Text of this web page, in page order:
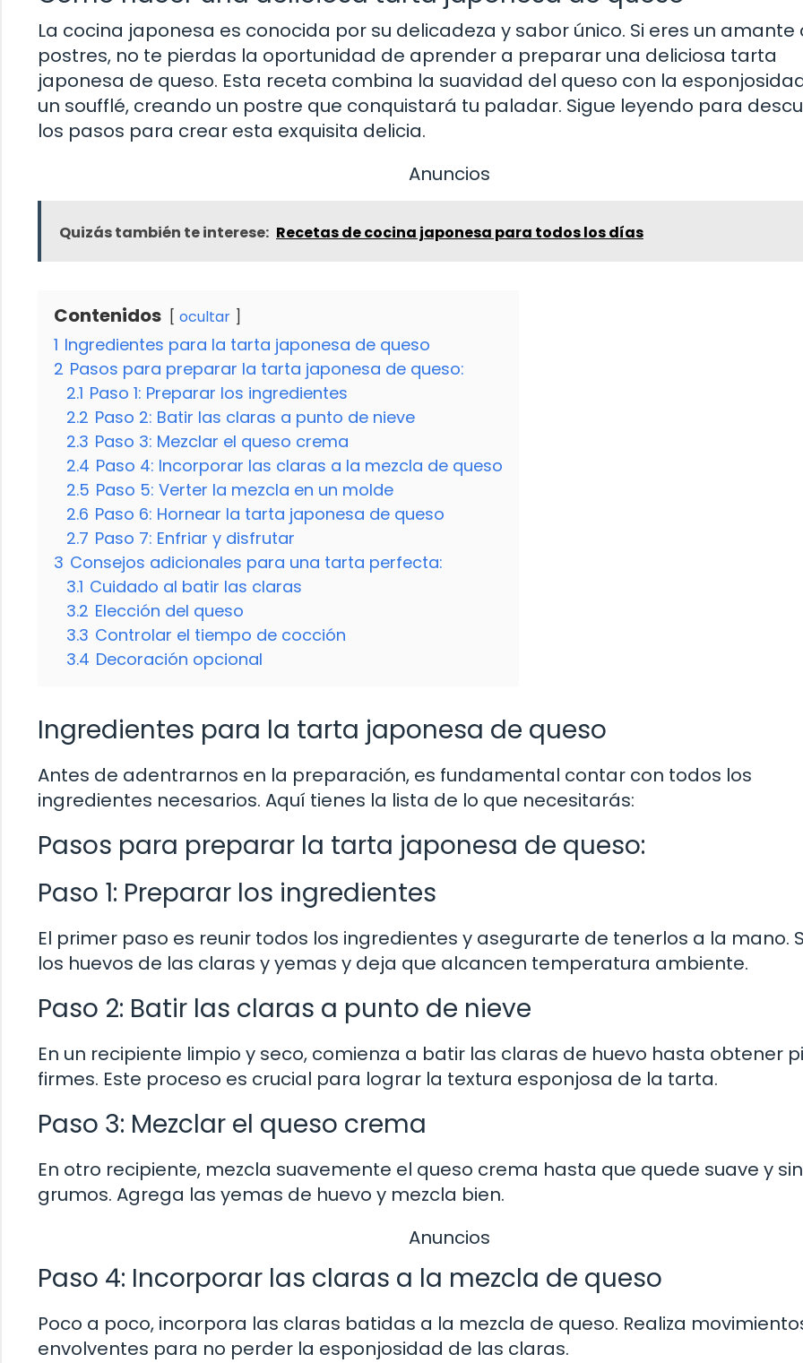
La cocina japonesa es conocida por su delicadeza y sabor único. Si eres un amante
postres, no te pierdas la oportunidad de aprender a preparar una deliciosa tarta
japonesa de queso. Esta receta combina la suavidad del queso con la
un soufflé, creando un postre que conquistará tu paladar. Sigue leyendo para
los pasos para crear esta exquisita delicia.
Anuncios
Quizás también te interese: Recetas de cocina japonesa para todos los días
Contenidos ocultar
1 Ingredientes para la tarta japonesa de queso
2 Pasos para preparar la tarta japonesa de queso:
2.1 Paso 1: Preparar los ingredientes
2.2 Paso 2: Batir las claras a punto de nieve
2.3 Paso 3: Mezclar el queso crema
2.4 Paso 4: Incorporar las claras a la mezcla de queso
2.5 Paso 5: Verter la mezcla en un molde
2.6 Paso 6: Hornear la tarta japonesa de queso
2.7 Paso 7: Enfriar y disfrutar
3 Consejos adicionales para una tarta perfecta:
3.1 Cuidado al batir las claras
3.2 Elección del queso
3.3 Controlar el tiempo de cocción
3.4 Decoración opcional
Ingredientes para la tarta japonesa de queso
Antes de adentrarnos en la preparación, es fundamental contar con todos los
ingredientes necesarios. Aquí tienes la lista de lo que necesitarás:
Pasos para preparar la tarta japonesa de queso:
Paso 1: Preparar los ingredientes
El primer paso es reunir todos los ingredientes y asegurarte de tenerlos a la mano.
los huevos de las claras y yemas y deja que alcancen temperatura ambiente.
Paso 2: Batir las claras a punto de nieve
En un recipiente limpio y seco, comienza a batir las claras de huevo hasta obtener
firmes. Este proceso es crucial para lograr la textura esponjosa de la tarta.
Paso 3: Mezclar el queso crema
En otro recipiente, mezcla suavemente el queso crema hasta que quede suave y sin
grumos. Agrega las yemas de huevo y mezcla bien.
Anuncios
Paso 4: Incorporar las claras a la mezcla de queso
Poco a poco, incorpora las claras batidas a la mezcla de queso. Realiza
envolventes para no perder la esponjosidad de las claras.